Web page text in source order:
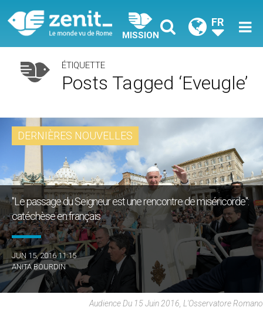
MISSION
FR
ÉTIQUETTE
Posts Tagged ‘eveugle’
DERNIÈRES NOUVELLES
"Le passage du Seigneur est une rencontre de miséricorde":
catéchèse en français
JUN 15, 2016 11:15
ANITA BOURDIN
Audience Du 15 Juin 2016, L'Osservatore Romano